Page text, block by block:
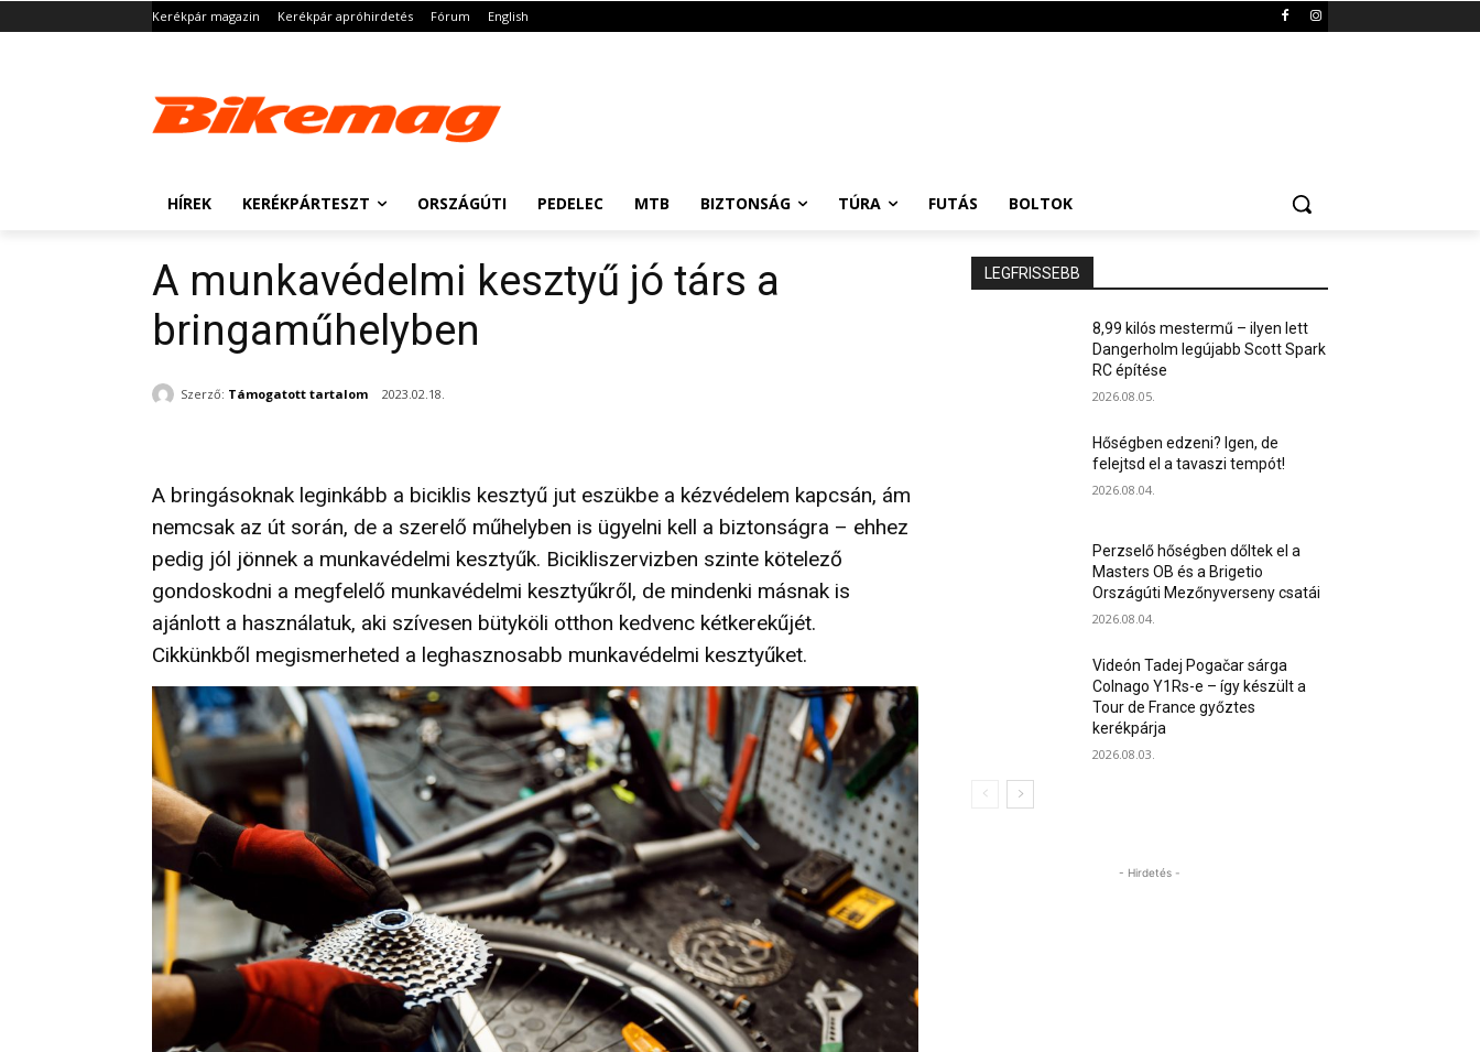
Kerékpár magazin Kerékpár apróhirdetés Fórum English
HÍREK KERÉKPÁRTESZT ORSZÁGÚTI PEDELEC MTB BIZTONSÁG TÚRA FUTÁS BOLTOK
A munkavédelmi kesztyű jó társ a
bringaműhelyben
Szerző: Támogatott tartalom 2023.02.18.
A bringásoknak leginkább a biciklis kesztyű jut eszükbe a kézvédelem kapcsán, ám
nemcsak az út során, de a szerelő műhelyben is ügyelni kell a biztonságra – ehhez
pedig jól jönnek a munkavédelmi kesztyűk. Bicikliszervizben szinte kötelező
gondoskodni a megfelelő munkavédelmi kesztyűkről, de mindenki másnak is
ajánlott a használatuk, aki szívesen bütyköli otthon kedvenc kétkerekűjét.
Cikkünkből megismerheted a leghasznosabb munkavédelmi kesztyűket.
LEGFRISSEBB
8,99 kilós mestermű – ilyen lett
Dangerholm legújabb Scott Spark
RC építése
2026.08.05.
Hőségben edzeni? Igen, de
felejtsd el a tavaszi tempót!
2026.08.04.
Perzselő hőségben dőltek el a
Masters OB és a Brigetio
Országúti Mezőnyverseny csatái
2026.08.04.
Videón Tadej Pogačar sárga
Colnago Y1Rs-e – így készült a
Tour de France győztes
kerékpárja
2026.08.03.
- Hirdetés -